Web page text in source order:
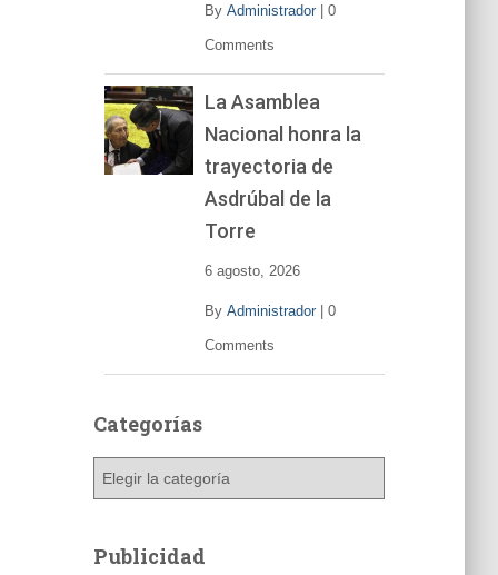
By Administrador| 0
Comments
La Asamblea
Nacional honra la
trayectoria de
Asdrúbal de la
Torre
6 agosto, 2026
By Administrador| 0
Comments
Categorías
g
Publicidad